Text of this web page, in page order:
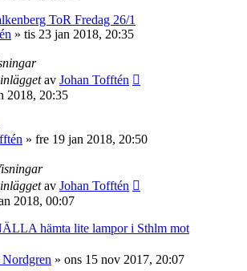
ToR Fredag 26/1
» tis 23 jan 2018, 20:35
av Johan Tofftén
2018, 20:35
» fre 19 jan 2018, 20:50
av Johan Tofftén
2018, 00:07
hämta lite lampor i Sthlm mot
Nordgren » ons 15 nov 2017, 20:07